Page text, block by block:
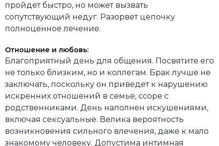
пройдет быстро, но может вызвать
сопутствующий недуг. Разорвет цепочку
полноценное лечение.
Отношение и любовь:
Благоприятный день для общения. Посвятите его
не только близким, но и коллегам. Брак лучше не
заключать, поскольку он приведет к нарушению
искренних отношений в семье, ссоре с
родственниками. День наполнен искушениями,
включая сексуальные. Велика вероятность
возникновения сильного влечения, даже к мало
знакомому человеку. Допустима интимная